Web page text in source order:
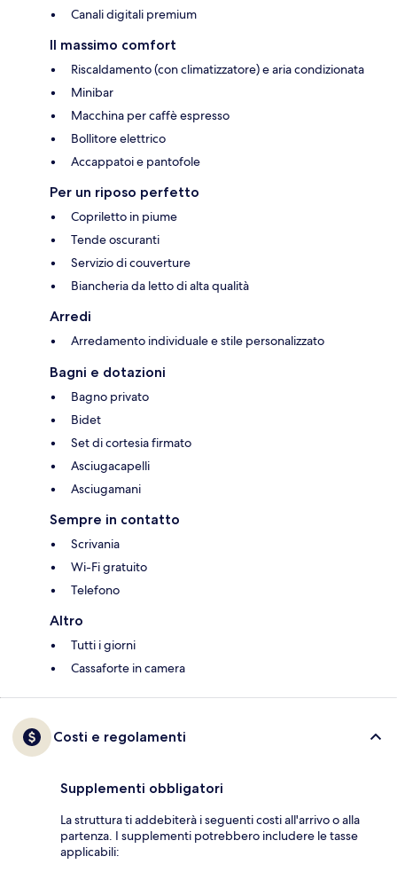
Canali digitali premium
Il massimo comfort
Riscaldamento (con climatizzatore) e aria condizionata
Minibar
Macchina per caffè espresso
Bollitore elettrico
Accappatoi e pantofole
Per un riposo perfetto
Copriletto in piume
Tende oscuranti
Servizio di couverture
Biancheria da letto di alta qualità
Arredi
Arredamento individuale e stile personalizzato
Bagni e dotazioni
Bagno privato
Bidet
Set di cortesia firmato
Asciugacapelli
Asciugamani
Sempre in contatto
Scrivania
Wi-Fi gratuito
Telefono
Altro
Tutti i giorni
Cassaforte in camera
Costi e regolamenti
Supplementi obbligatori
La struttura ti addebiterà i seguenti costi all'arrivo o alla
partenza. I supplementi potrebbero includere le tasse
applicabili: